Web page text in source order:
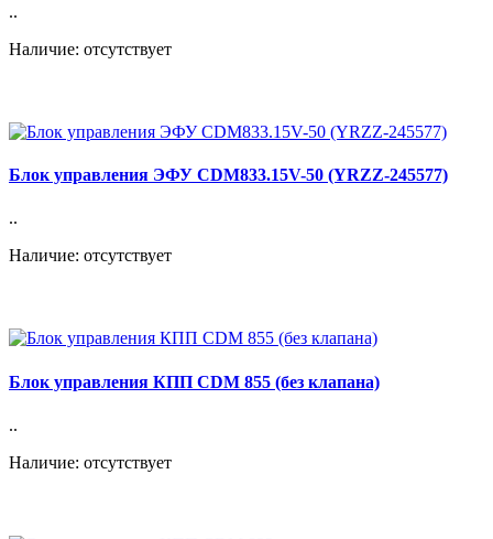
..
Наличие: отсутствует
Блок управления ЭФУ CDM833.15V-50 (YRZZ-245577)
..
Наличие: отсутствует
Блок управления КПП CDM 855 (без клапана)
..
Наличие: отсутствует